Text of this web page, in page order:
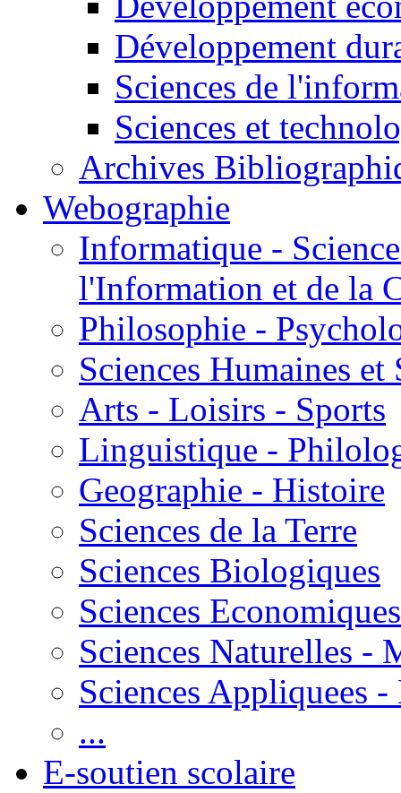
Développement
Sciences de
Sciences et
Archives
Webographie
Informatique -
l'Information et de la
Philosophie -
Sciences Humaines et
Arts - Loisirs - Sports
Linguistique -
Geographie - Histoire
Sciences de la Terre
Sciences Biologiques
Sciences Economiques
Sciences Naturelles -
Sciences Appliquees
...
E-soutien scolaire